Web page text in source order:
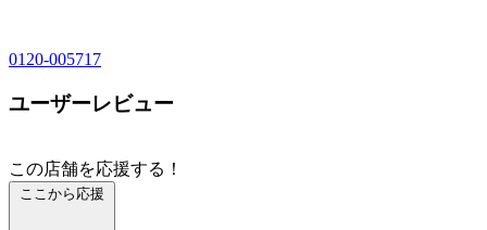
0120-005717
ユーザーレビュー
この店舗を応援する！
ここから応援